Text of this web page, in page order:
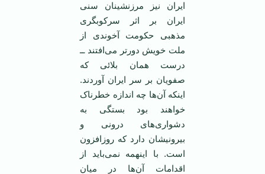
ایران نیز مرزنشینان سنی
ایران بر اثر سرکوبگری
مذهبی حکومت آخوندی از
ملت خویش دور‌تر می‌افتند ــ
درست‌‌ همان بلائی که
صفویان بر سر ایران آوردند.
اینکه آن‌ها چه ‌اندازه خطرناک
خواهند بود بستگی به
دشواری‌های درونی و
بیرونیشان دارد که روزافزون
است. با اینهمه نمی‌باید از
اقدامات آن‌ها در میان